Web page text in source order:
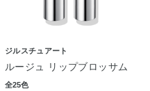
ジルスチュアート
ルージュ リップブロッサム
全25色